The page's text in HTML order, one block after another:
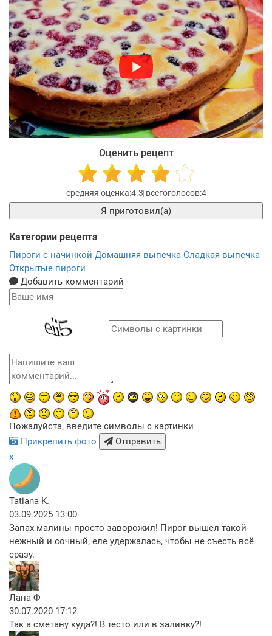
Оценить рецепт
4.3 4
Я приготовил(а)
Категории рецепта
Пироги с начинкой Домашняя выпечка Сладкая выпечка
Открытые пироги
Добавить комментарий
Пожалуйста, введите символы с картинки
Прикрепить фото
Отправить
x
Tatiana K.
03.09.2025 13:00
Запах малины просто заворожил! Пирог вышел такой
нежный и сочный, еле удержалась, чтобы не съесть всё
сразу.
Лана Ф
30.07.2020 17:12
Так а сметану куда?! В тесто или в заливку?!